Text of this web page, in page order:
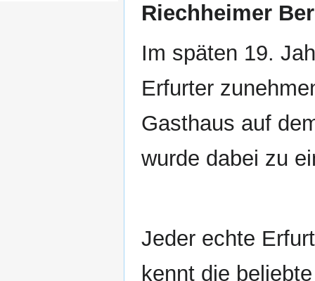
Riechheimer
Im späten 19.
Erfurter
Gasthaus auf
wurde dabei zu
Jeder echte
kennt die beliebte